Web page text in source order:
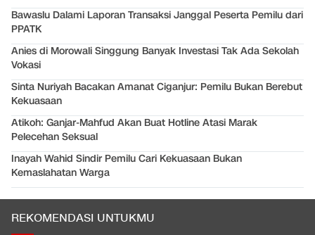
Bawaslu Dalami Laporan Transaksi Janggal Peserta Pemilu dari
PPATK
Anies di Morowali Singgung Banyak Investasi Tak Ada Sekolah
Vokasi
Sinta Nuriyah Bacakan Amanat Ciganjur: Pemilu Bukan Berebut
Kekuasaan
Atikoh: Ganjar-Mahfud Akan Buat Hotline Atasi Marak
Pelecehan Seksual
Inayah Wahid Sindir Pemilu Cari Kekuasaan Bukan
Kemaslahatan Warga
REKOMENDASI UNTUKMU